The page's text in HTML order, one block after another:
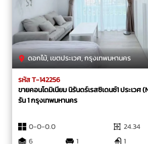
ดอกไม้, เขตประเวศ, กรุงเทพมหานคร
รหัส T-142256
ขายคอนโดมิเนียม นิรันดร์เรสซิเดนซ์1 ประเวศ
รัน 1 กรุงเทพมหานคร
0-0-0.0
24.34
6
1 1